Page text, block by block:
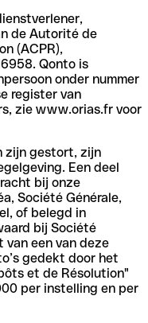
de Autorité de
(ACPR),
Qonto is
onder nummer
register van
zie www.orias.fr voor
zijn gestort, zijn
Een deel
bij onze
Société Générale,
of belegd in
bij Société
van een van deze
gedekt door het
et de Résolution"
per instelling en per